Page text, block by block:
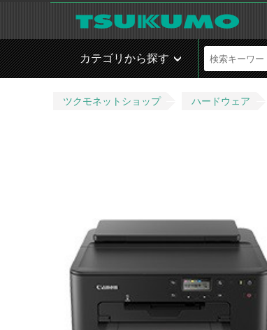
カテゴリから探す
ツクモネットショップ ハードウェア